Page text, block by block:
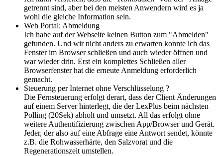
getrennt sind, aber bei den meisten Anwendern wird es ja
wohl die gleiche Information sein.
Web Portal: Abmeldung
Ich habe auf der Webseite keinen Button zum "Abmelden"
gefunden. Und wir nicht anders zu erwarten konnte ich das
Fenster im Browser schließen und auch wieder öffnen und
war wieder drin. Erst ein komplettes Schließen aller
Browserfenster hat die erneute Anmeldung erforderlich
gemacht.
Steuerung per Internet ohne Verschlüsselung ?
Die Fernsteuerung erfolgt derart, dass der Client Änderungen
auf einem Server hinterlegt, die der LexPlus beim nächsten
Polling (20Sek) abholt und umsetzt. All das erfolgt ohne
weitere Authentifizierung zwischen App/Browser und Gerät.
Jeder, der also auf eine Abfrage eine Antwort sendet, könnte
z.B. die Rohwasserhärte, den Salzvorat und die
Regenerationszeit umstellen.